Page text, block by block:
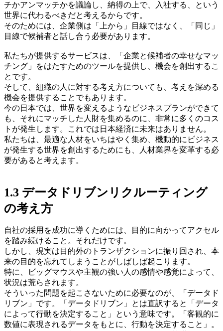
チかアンマッチかを議論し、納得の上で、入社する、という
世界に代わるべきだと考えるからです。
そのためには、企業側は「上から」目線ではなく、「同じ」
目線で候補者と話し合う必要があります。
私たちが提供するサービスは、「企業と候補者の幸せなマッ
チング」をはたすためのツールを提供し、機会を創出するこ
とです。
そして、組織の人に対する考え方についても、考えを深める
機会を提供することでもあります。
今の日本では、世界を変えるようなビジネスプランができて
も、それにマッチした人財を集めるのに、非常に多くのコス
トが発生します。これでは日本経済に未来はありません。
私たちは、最適な人材をいちはやく集め、機動的にビジネス
が発生する世界を創出するためにも、人材業界を変革する必
要があると考えます。
1.3 データドリブンリクルーティング
の考え方
自社の採用を成功に導くためには、目的に向かってアクセル
を踏み続けること。それだけです。
しかし、現実は目的外のトランザクションに振り回され、本
来の目的を忘れてしまうことがしばしば起こります。
特に、ビッグマウスや主観の強い人の感情や感覚によって、
状況は荒らされます。
そういった問題を起こさないために必要なのが、「データド
リブン」です。
「データドリブン」とは直訳すると「データ
によって行動を決定すること」という意味です。
「客観的に
数値に表現されるデータをもとに、行動を決定すること」。